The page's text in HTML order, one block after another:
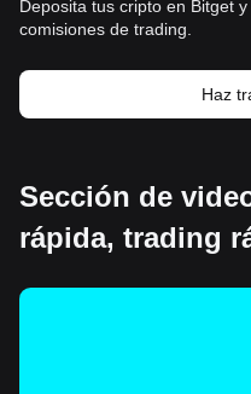
Deposita tus cripto en Bitget
comisiones de trading.
Haz
Sección de
rápida, trading